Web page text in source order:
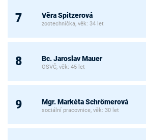
7 Věra Spitzerová
zootechnička, věk: 34 let
8 Bc. Jaroslav Mauer
OSVČ, věk: 45 let
9 Mgr. Markéta Schrömerová
sociální pracovnice, věk: 30 let